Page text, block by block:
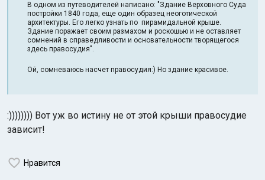
В одном из путеводителей написано: "Здание Верховного Суда
постройки 1840 года, еще один образец неоготической
архитектуры. Его легко узнать по пирамидальной крыше.
Здание поражает своим размахом и роскошью и не оставляет
сомнений в справедливости и основательности творящегося
здесь правосудия".
Ой, сомневаюсь насчет правосудия:) Но здание красивое.
:)))))))) Вот уж во истину не от этой крыши правосудие
зависит!
Нравится